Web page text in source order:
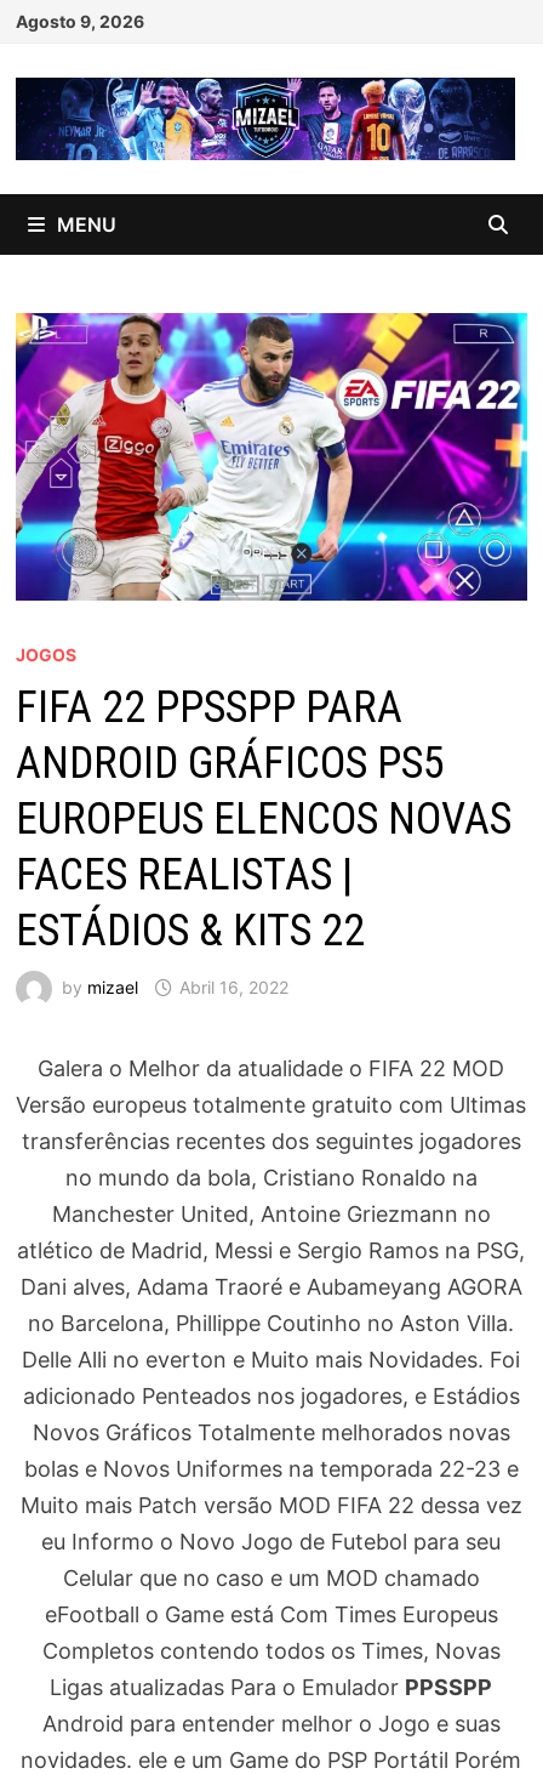
Skip
content
Agosto 9, 2026
MENU
JOGOS
FIFA 22 PPSSPP PARA
ANDROID GRÁFICOS PS5
EUROPEUS ELENCOS NOVAS
FACES REALISTAS |
ESTÁDIOS & KITS 22
by mizael Abril 16, 2022
Galera o Melhor da atualidade o FIFA 22 MOD
Versão europeus totalmente gratuito com Ultimas
transferências recentes dos seguintes jogadores
no mundo da bola, Cristiano Ronaldo na
Manchester United, Antoine Griezmann no
atlético de Madrid, Messi e Sergio Ramos na PSG,
Dani alves, Adama Traoré e Aubameyang AGORA
no Barcelona, Phillippe Coutinho no Aston Villa.
Delle Alli no everton e Muito mais Novidades. Foi
adicionado Penteados nos jogadores, e Estádios
Novos Gráficos Totalmente melhorados novas
bolas e Novos Uniformes na temporada 22-23 e
Muito mais Patch versão MOD FIFA 22 dessa vez
eu Informo o Novo Jogo de Futebol para seu
Celular que no caso e um MOD chamado
eFootball o Game está Com Times Europeus
Completos contendo todos os Times, Novas
Ligas atualizadas Para o Emulador PPSSPP
Android para entender melhor o Jogo e suas
novidades. ele e um Game do PSP Portátil Porém